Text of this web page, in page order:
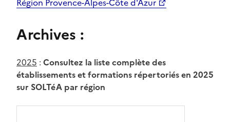
Région Provence-Alpes-Côte d'Azur
Archives :
2025 : Consultez la liste complète des
établissements et formations répertoriés en 2025
sur SOLTéA par région